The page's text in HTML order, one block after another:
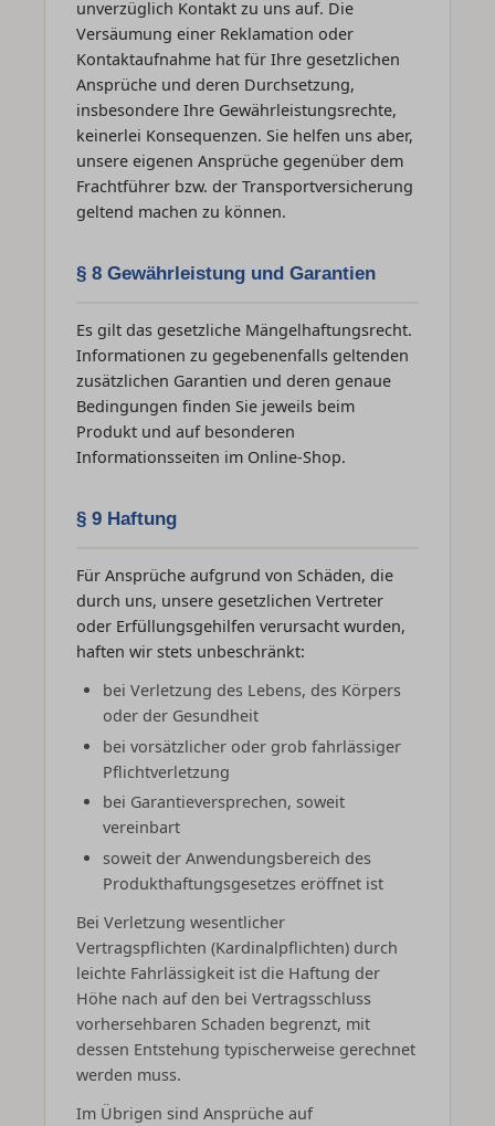
unverzüglich Kontakt zu uns auf. Die
Versäumung einer Reklamation oder
Kontaktaufnahme hat für Ihre gesetzlichen
Ansprüche und deren Durchsetzung,
insbesondere Ihre Gewährleistungsrechte,
keinerlei Konsequenzen. Sie helfen uns aber,
unsere eigenen Ansprüche gegenüber dem
Frachtführer bzw. der Transportversicherung
geltend machen zu können.
§ 8 Gewährleistung und Garantien
Es gilt das gesetzliche Mängelhaftungsrecht.
Informationen zu gegebenenfalls geltenden
zusätzlichen Garantien und deren genaue
Bedingungen finden Sie jeweils beim
Produkt und auf besonderen
Informationsseiten im Online-Shop.
§ 9 Haftung
Für Ansprüche aufgrund von Schäden, die
durch uns, unsere gesetzlichen Vertreter
oder Erfüllungsgehilfen verursacht wurden,
haften wir stets unbeschränkt:
bei Verletzung des Lebens, des Körpers
oder der Gesundheit
bei vorsätzlicher oder grob fahrlässiger
Pflichtverletzung
bei Garantieversprechen, soweit
vereinbart
soweit der Anwendungsbereich des
Produkthaftungsgesetzes eröffnet ist
Bei Verletzung wesentlicher
Vertragspflichten (Kardinalpflichten) durch
leichte Fahrlässigkeit ist die Haftung der
Höhe nach auf den bei Vertragsschluss
vorhersehbaren Schaden begrenzt, mit
dessen Entstehung typischerweise gerechnet
werden muss.
Im Übrigen sind Ansprüche auf